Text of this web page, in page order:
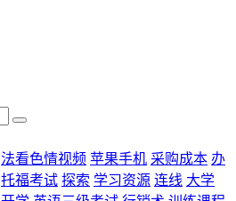
法看色情视频 苹果手机 采购成本 办
托福考试 探索 学习资源 连线 大学